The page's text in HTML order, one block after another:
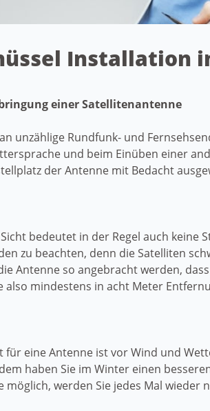
Installation
einer Satellitenantenne
unzählige Rundfunk- und
und beim Einüben einer
der Antenne mit Bedacht
bedeutet in der Regel auch
zu beachten, denn die Satelliten
Antenne so angebracht werden,
also mindestens in acht Meter
eine Antenne ist vor Wind und
haben Sie im Winter einen
werden Sie jedes Mal wieder